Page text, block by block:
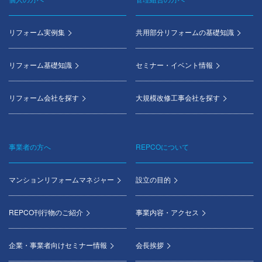
Footer
menu
リフォーム実例集
リフォーム基礎知識
リフォーム会社を探す
共用部分リフォームの基礎知識
セミナー・イベント情報
大規模改修工事会社を探す
事業者の方へ
マンションリフォームマネジャー
REPCO刊行物のご紹介
企業・事業者向けセミナー情報
REPCOについて
設立の目的
事業内容・アクセス
会長挨拶